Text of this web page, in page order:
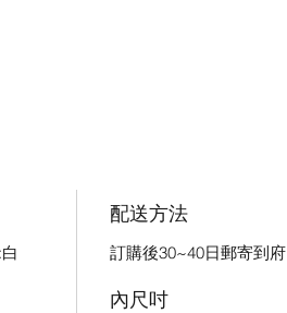
配送方法
訂購後30~40日郵寄到府
內尺吋